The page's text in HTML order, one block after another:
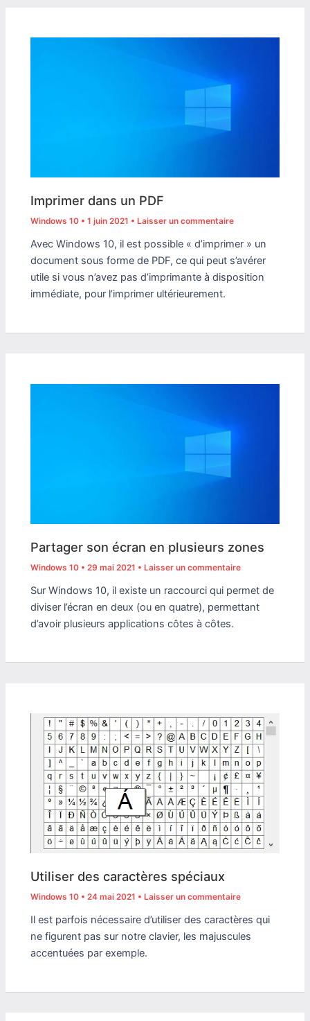
Imprimer dans un PDF
Windows 10 •1 juin 2021 • Laisser un commentaire
Avec Windows 10, il est possible « d’imprimer » un
document sous forme de PDF, ce qui peut s’avérer
utile si vous n’avez pas d’imprimante à disposition
immédiate, pour l’imprimer ultérieurement.
Partager son écran en plusieurs zones
Windows 10 •29 mai 2021 •Laisser un commentaire
Sur Windows 10, il existe un raccourci qui permet de
diviser l’écran en deux (ou en quatre), permettant
d’avoir plusieurs applications côtes à côtes.
Utiliser des caractères spéciaux
Windows 10 •24 mai 2021 • Laisser un commentaire
Il est parfois nécessaire d’utiliser des caractères qui
ne figurent pas sur notre clavier, les majuscules
accentuées par exemple.